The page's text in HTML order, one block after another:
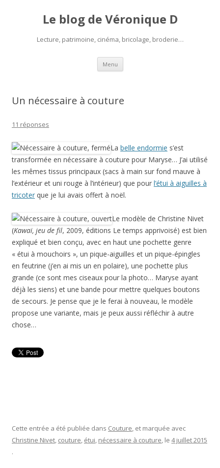
Le blog de Véronique D
Lecture, patrimoine, cinéma, bricolage, broderie…
Menu Aller
contenu
Un nécessaire à couture
11 réponses
La belle endormie s’est
transformée en nécessaire à couture pour Maryse… J’ai utilisé
les mêmes tissus principaux (sacs à main sur fond mauve à
l’extérieur et uni rouge à l’intérieur) que pour l’étui à aiguilles à
tricoter que je lui avais offert à noël.
Le modèle de Christine Nivet
(Kawaï, jeu de fil, 2009, éditions Le temps apprivoisé) est bien
expliqué et bien conçu, avec en haut une pochette genre
« étui à mouchoirs », un pique-aiguilles et un pique-épingles
en feutrine (j’en ai mis un en polaire), une pochette plus
grande (ce sont mes ciseaux pour la photo… Maryse ayant
déjà les siens) et une bande pour mettre quelques boutons
de secours. Je pense que je le ferai à nouveau, le modèle
propose une variante, mais je peux aussi réfléchir à autre
chose…
Cette entrée a été publiée dans Couture, et marquée avec
Christine Nivet, couture, étui, nécessaire à couture, le 4 juillet 2015
.